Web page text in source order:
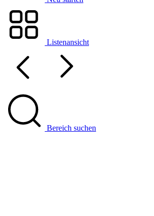
Listenansicht
Bereich suchen